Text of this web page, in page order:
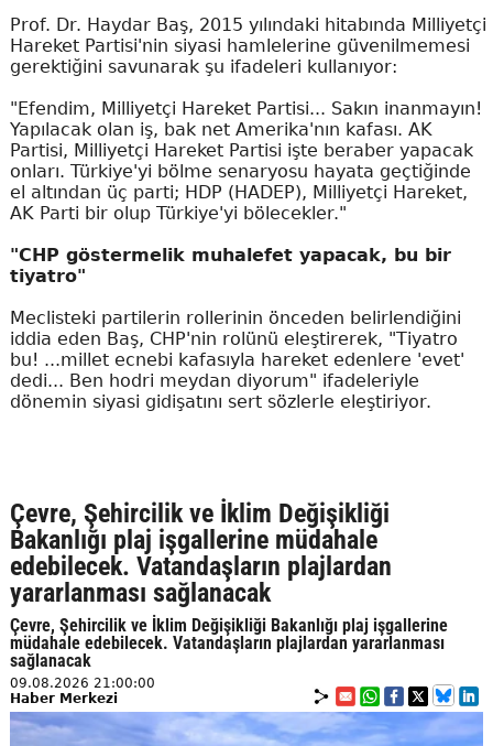
Prof. Dr. Haydar Baş, 2015 yılındaki hitabında Milliyetçi
Hareket Partisi'nin siyasi hamlelerine güvenilmemesi
gerektiğini savunarak şu ifadeleri kullanıyor:
"Efendim, Milliyetçi Hareket Partisi... Sakın inanmayın!
Yapılacak olan iş, bak net Amerika'nın kafası. AK
Partisi, Milliyetçi Hareket Partisi işte beraber yapacak
onları. Türkiye'yi bölme senaryosu hayata geçtiğinde
el altından üç parti; HDP (HADEP), Milliyetçi Hareket,
AK Parti bir olup Türkiye'yi bölecekler."
"CHP göstermelik muhalefet yapacak, bu bir
tiyatro"
Meclisteki partilerin rollerinin önceden belirlendiğini
iddia eden Baş, CHP'nin rolünü eleştirerek, "Tiyatro
bu! ...millet ecnebi kafasıyla hareket edenlere 'evet'
dedi... Ben hodri meydan diyorum" ifadeleriyle
dönemin siyasi gidişatını sert sözlerle eleştiriyor.
Çevre, Şehircilik ve İklim Değişikliği
Bakanlığı plaj işgallerine müdahale
edebilecek. Vatandaşların plajlardan
yararlanması sağlanacak
Çevre, Şehircilik ve İklim Değişikliği Bakanlığı plaj işgallerine
müdahale edebilecek. Vatandaşların plajlardan yararlanması
sağlanacak
09.08.2026 21:00:00
Haber Merkezi